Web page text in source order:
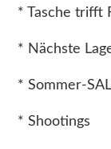
* Tasche trifft
* Nächste
* Sommer-
* Shootings